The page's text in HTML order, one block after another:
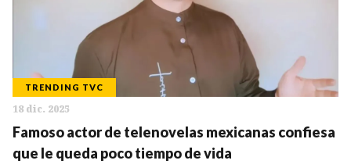
TRENDING TVC
18 dic. 2025
Famoso actor de telenovelas mexicanas confiesa
que le queda poco tiempo de vida